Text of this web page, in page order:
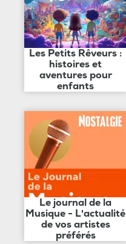
Les Petits Rêveurs :
histoires et
aventures pour
enfants
Le journal de la
Musique - L'actualité
de vos artistes
préférés